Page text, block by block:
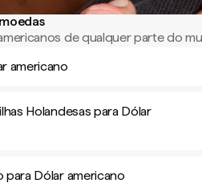
de qualquer parte do
americano
Holandesas para Dólar
para Dólar americano